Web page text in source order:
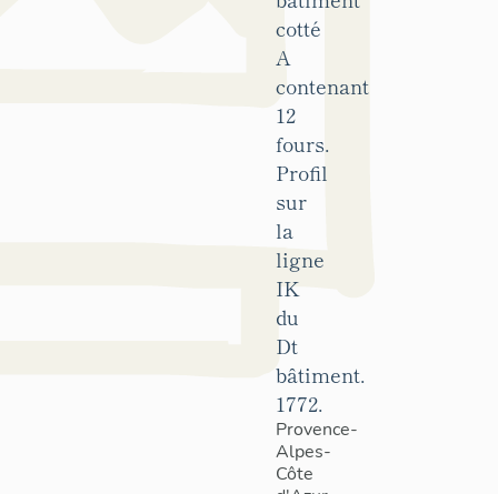
cotté
A
contenant
12
fours.
Profil
sur
la
ligne
IK
du
Dt
bâtiment.
1772.
Provence-
Alpes-
Côte